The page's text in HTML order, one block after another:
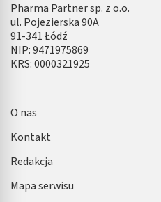
Pharma Partner sp. z o.o.
ul. Pojezierska 90A
91-341 Łódź
NIP: 9471975869
KRS: 0000321925
O nas
Kontakt
Redakcja
Mapa serwisu